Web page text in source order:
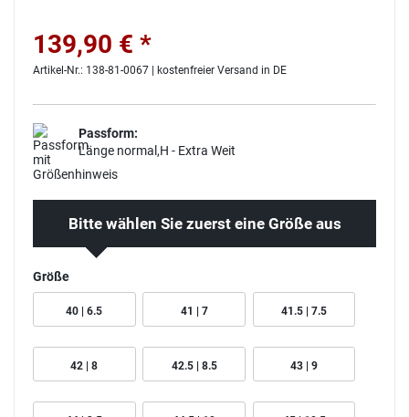
139,90 € *
Artikel-Nr.: 138-81-0067 | kostenfreier Versand in DE
Passform:
Länge normal,H - Extra Weit
Bitte wählen Sie zuerst eine Größe aus
Größe
40 | 6.5 41 | 7 41.5 | 7.5
42 | 8 42.5 | 8.5 43 | 9